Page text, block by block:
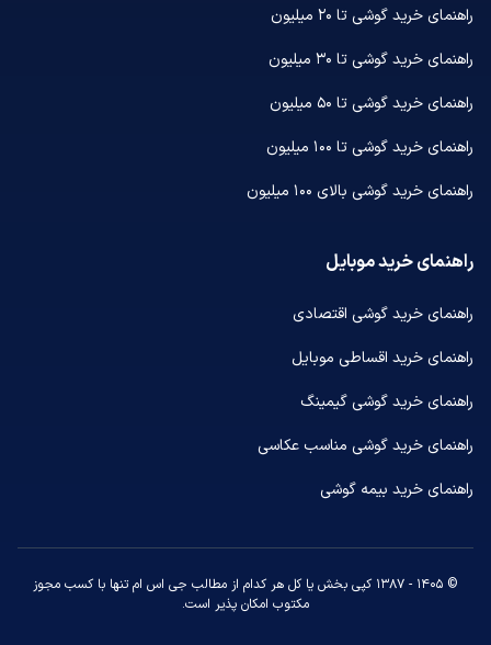
راهنمای خرید گوشی تا ۲۰ میلیون
راهنمای خرید گوشی تا ۳۰ میلیون
راهنمای خرید گوشی تا ۵۰ میلیون
راهنمای خرید گوشی تا ۱۰۰ میلیون
راهنمای خرید گوشی بالای ۱۰۰ میلیون
راهنمای خرید موبایل
راهنمای خرید گوشی اقتصادی
راهنمای خرید اقساطی موبایل
راهنمای خرید گوشی گیمینگ
راهنمای خرید گوشی مناسب عکاسی
راهنمای خرید بیمه گوشی
© ۱۴۰۵ - ۱۳۸۷ کپی بخش یا کل هر کدام از مطالب جی اس ام تنها با کسب مجوز
مکتوب امکان پذیر است.